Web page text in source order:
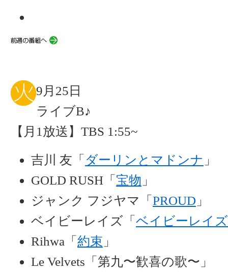
9月25日
ライブB♪
【月1放送】TBS 1:55~
吉川 友「 ダーリンとマドンナ 」
GOLD RUSH「 宝物 」
ジャンク フジヤマ「 PROUD 」
ベイビーレイズ「 ベイビーレイズ
Rihwa「 約束 」
Le Velvets「第九〜歓喜の歌〜」